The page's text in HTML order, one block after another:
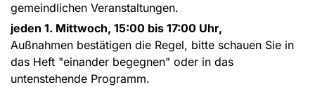
gemeindlichen Veranstaltungen.
jeden 1. Mittwoch, 15:00 bis 17:00 Uhr,
Außnahmen bestätigen die Regel, bitte schauen Sie in
das Heft "einander begegnen" oder in das
untenstehende Programm.